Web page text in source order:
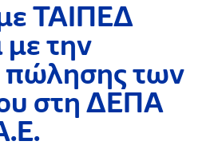
ΤΑΙΠΕΔ
την
πώλησης των
στη ΔΕΠΑ